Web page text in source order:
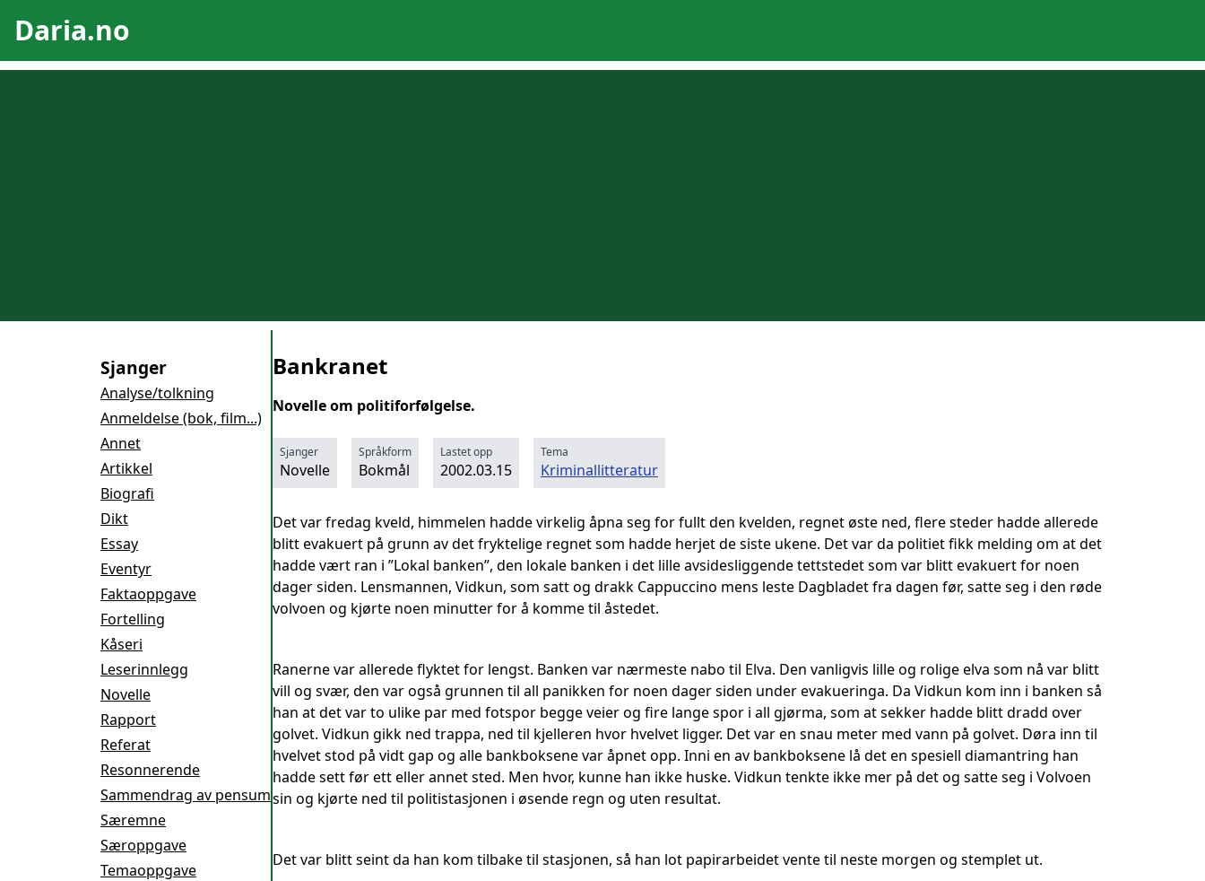
Daria.no
Sjanger
Analyse/tolkning
Anmeldelse (bok, film...)
Annet
Artikkel
Biografi
Dikt
Essay
Eventyr
Faktaoppgave
Fortelling
Kåseri
Leserinnlegg
Novelle
Rapport
Referat
Resonnerende
Sammendrag av pensum
Særemne
Særoppgave
Temaoppgave
Bankranet
Novelle om politiforfølgelse.
Sjanger
Novelle
Språkform
Bokmål
Lastet opp
2002.03.15
Tema
Kriminallitteratur
Det var fredag kveld, himmelen hadde virkelig åpna seg for fullt den kvelden, regnet øste ned, flere steder hadde allerede
blitt evakuert på grunn av det fryktelige regnet som hadde herjet de siste ukene. Det var da politiet fikk melding om at det
hadde vært ran i ”Lokal banken”, den lokale banken i det lille avsidesliggende tettstedet som var blitt evakuert for noen
dager siden. Lensmannen, Vidkun, som satt og drakk Cappuccino mens leste Dagbladet fra dagen før, satte seg i den røde
volvoen og kjørte noen minutter for å komme til åstedet.
Ranerne var allerede flyktet for lengst. Banken var nærmeste nabo til Elva. Den vanligvis lille og rolige elva som nå var blitt
vill og svær, den var også grunnen til all panikken for noen dager siden under evakueringa. Da Vidkun kom inn i banken så
han at det var to ulike par med fotspor begge veier og fire lange spor i all gjørma, som at sekker hadde blitt dradd over
golvet. Vidkun gikk ned trappa, ned til kjelleren hvor hvelvet ligger. Det var en snau meter med vann på golvet. Døra inn til
hvelvet stod på vidt gap og alle bankboksene var åpnet opp. Inni en av bankboksene lå det en spesiell diamantring han
hadde sett før ett eller annet sted. Men hvor, kunne han ikke huske. Vidkun tenkte ikke mer på det og satte seg i Volvoen
sin og kjørte ned til politistasjonen i øsende regn og uten resultat.
Det var blitt seint da han kom tilbake til stasjonen, så han lot papirarbeidet vente til neste morgen og stemplet ut.